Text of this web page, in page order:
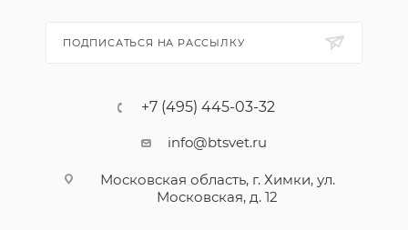
ПОДПИСАТЬСЯ НА РАССЫЛКУ
+7 (495) 445-03-32
info@btsvet.ru
Московская область, г. Химки, ул.
Московская, д. 12